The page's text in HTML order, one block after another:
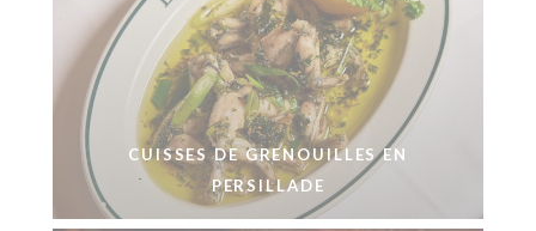
CUISSES DE GRENOUILLES EN
PERSILLADE